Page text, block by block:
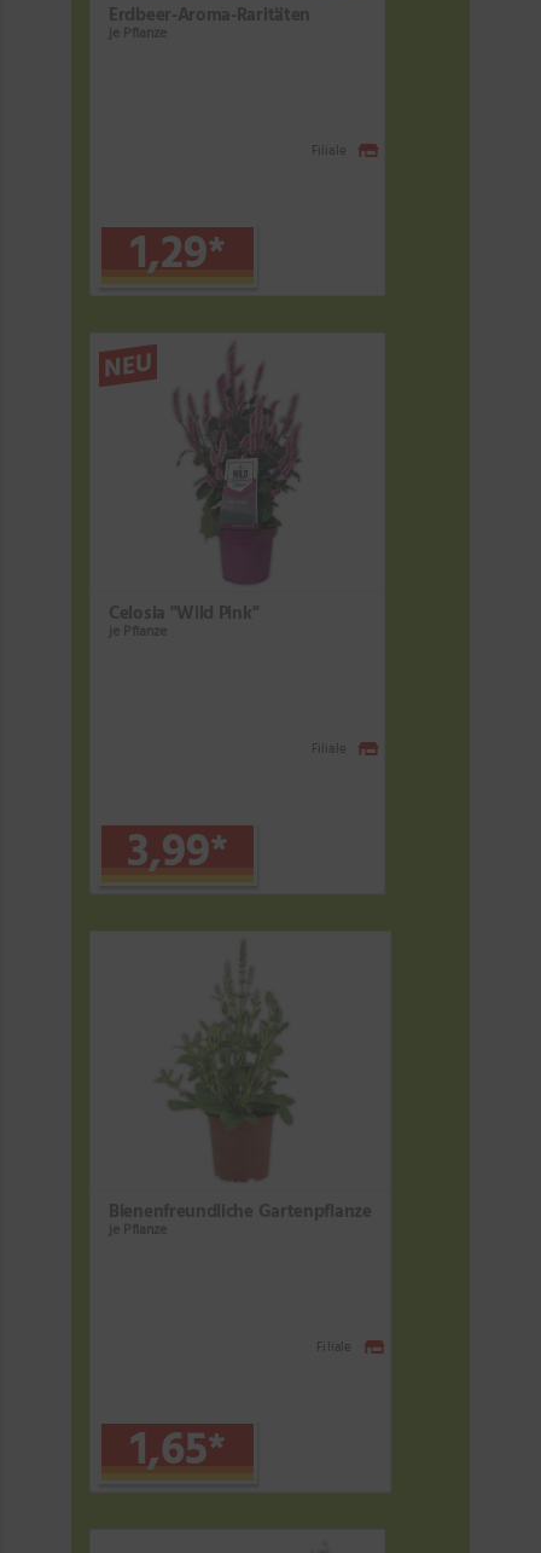
Erdbeer-Aroma-Raritäten
je Pflanze
1,29*
Filiale
NEU
Celosia "Wild Pink"
je Pflanze
3,99*
Filiale
Bienenfreundliche Gartenpflanze
je Pflanze
1,65*
Filiale